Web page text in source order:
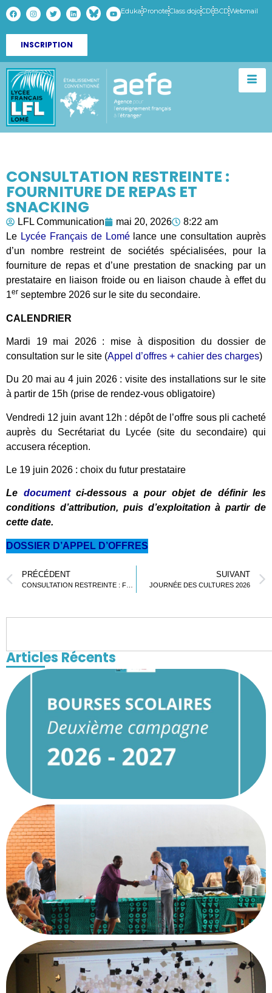
Eduka PronoteClass dojoCDI BCDWebmail
INSCRIPTION
CONSULTATION RESTREINTE :
FOURNITURE DE REPAS ET
SNACKING
LFL Communication mai 20, 2026
8:22 am
Le Lycée Français de Lomélance une consultation auprès
d’un nombre restreint de sociétés spécialisées, pour la
fourniture de repas et d’une prestation de snacking par un
prestataire en liaison froide ou en liaison chaude à effet du
1er septembre 2026 sur le site du secondaire.
CALENDRIER
Mardi 19 mai 2026 : mise à disposition du dossier de
consultation sur le site (Appel d’offres + cahier des charges)
Du 20 mai au 4 juin 2026 : visite des installations sur le site
à partir de 15h (prise de rendez-vous obligatoire)
Vendredi 12 juin avant 12h : dépôt de l’offre sous pli cacheté
auprès du Secrétariat du Lycée (site du secondaire) qui
accusera réception.
Le 19 juin 2026 : choix du futur prestataire
Le document ci-dessous a pour objet de définir les
conditions d’attribution, puis d’exploitation à partir de
cette date.
DOSSIER D’APPEL D’OFFRES
PRÉCÉDENT SUIVANT
JOURNÉE DES CULTURES 2026
Articles Récents